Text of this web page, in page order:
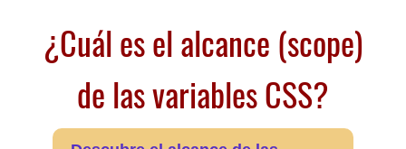
¿Cuál es el alcance (scope)
de las variables CSS?